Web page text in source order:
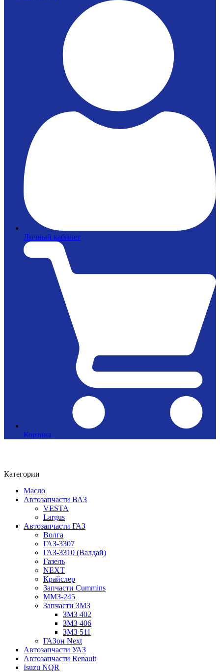
Личный кабинет
Корзина
Категории
Масло
Автозапчасти ВАЗ
VESTA
Largus
Автозапчасти ГАЗ
Волга
ГАЗ-3307
ГАЗ-3310 (Валдай)
Газель
NEXT
Крайслер
Запчасти Cummins
ММЗ-245
Запчасти ЗМЗ
ЗМЗ 402
ЗМЗ 406
ЗМЗ 511
ГАЗон Next
Автозапчасти УАЗ
Автозапчасти Renault
Isuzu NQR